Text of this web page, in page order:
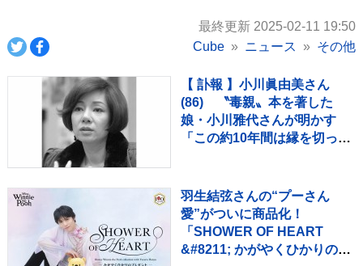
最終更新 2025-02-11 19:50
Cube
ニュース その他
【 訃報 】小川眞由美さん
(86) 〝毒親〟本を著した
娘・小川雅代さんが明かす
「この約10年間は縁を切って
ることもできなかった」
羽生結弦さんの“プーさん
愛”がついに商品化！
「SHOWER OF HEART
&#8211; かがやくひかりのプ